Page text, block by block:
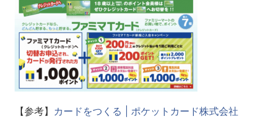
【参考】 カードをつくる | ポケットカード株式会社